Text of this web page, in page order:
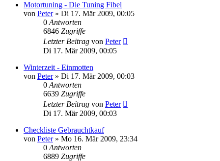
Motortuning - Die Tuning Fibel
von Peter» Di 17. Mär 2009, 00:05
0 Antworten
6846 Zugriffe
Letzter Beitrag von Peter
Di 17. Mär 2009, 00:05
Winterzeit - Einmotten
von Peter» Di 17. Mär 2009, 00:03
0 Antworten
6639 Zugriffe
Letzter Beitrag von Peter
Di 17. Mär 2009, 00:03
Checkliste Gebrauchtkauf
von Peter» Mo 16. Mär 2009, 23:34
0 Antworten
6889 Zugriffe